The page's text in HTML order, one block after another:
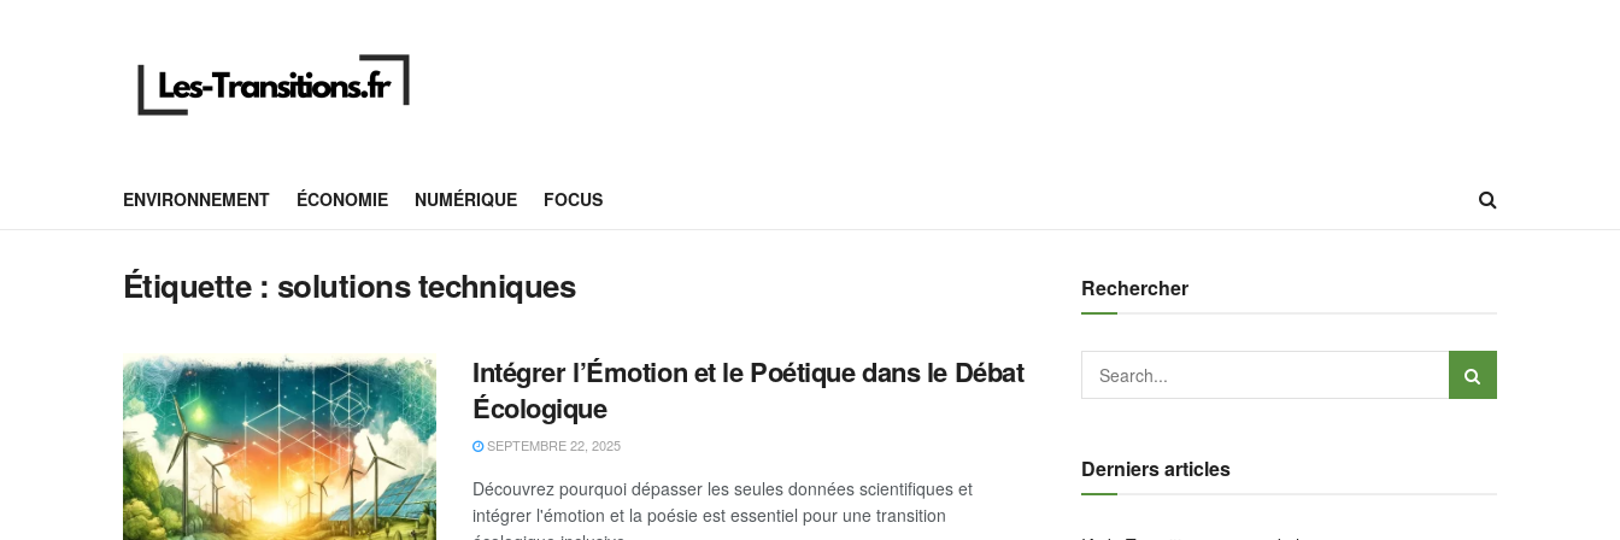
ENVIRONNEMENT ÉCONOMIE NUMÉRIQUE FOCUS
Étiquette : solutions techniques
Intégrer l’Émotion et le Poétique dans le Débat
Écologique
SEPTEMBRE 22, 2025
Découvrez pourquoi dépasser les seules données scientifiques et
intégrer l'émotion et la poésie est essentiel pour une transition
Rechercher
Derniers articles